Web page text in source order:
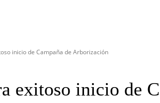
inicio de Campaña de Arborización
exitoso inicio de